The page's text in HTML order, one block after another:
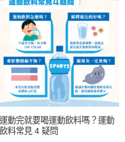
運動完就要喝運動飲料嗎？運動
飲料常見 4 疑問